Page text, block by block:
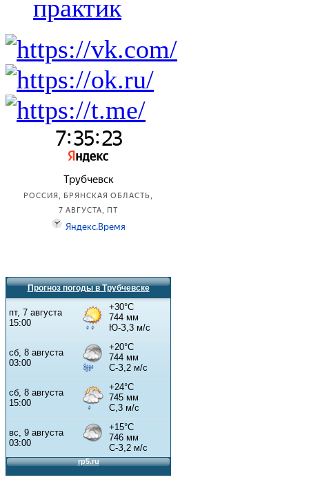
практик
Прогноз погоды в Трубчевске